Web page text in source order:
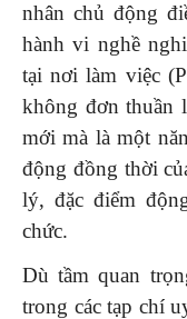
nhân chủ động
hành vi nghề
tại nơi làm việc
không đơn thuần
mới mà là một
động đồng thời
lý, đặc điểm
chức.
Dù tầm quan
trong các tạp chí